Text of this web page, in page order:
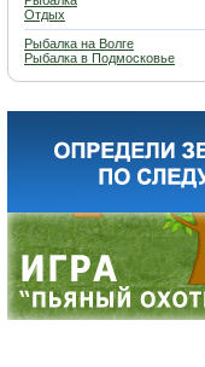
Отдых
Рыбалка на Волге
Рыбалка в Подмосковье